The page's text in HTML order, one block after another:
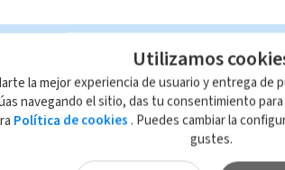
abanderaron el sitio del
concesionadas, para retirar los
Utilizamos
la mejor experiencia de usuario y entrega de
navegando el sitio, das tu consentimiento
Política de cookies . Puedes cambiar la
gustes.